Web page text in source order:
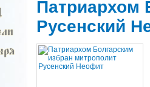
Патриархом
Русенский